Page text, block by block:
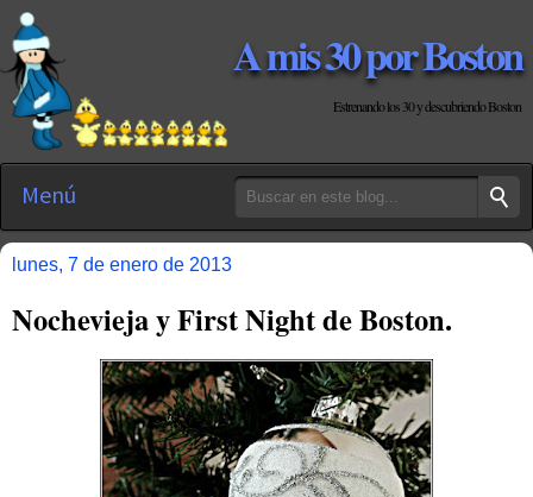
A mis 30 por Boston
Estrenando los 30 y descubriendo Boston
Menú
lunes, 7 de enero de 2013
Nochevieja y First Night de Boston.